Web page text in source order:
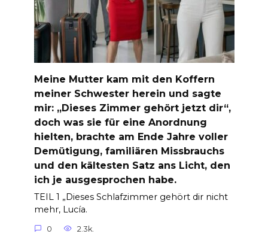
Meine Mutter kam mit den Koffern
meiner Schwester herein und sagte
mir: „Dieses Zimmer gehört jetzt dir“,
doch was sie für eine Anordnung
hielten, brachte am Ende Jahre voller
Demütigung, familiären Missbrauchs
und den kältesten Satz ans Licht, den
ich je ausgesprochen habe.
TEIL 1 „Dieses Schlafzimmer gehört dir nicht
mehr, Lucía.
0 2.3k.